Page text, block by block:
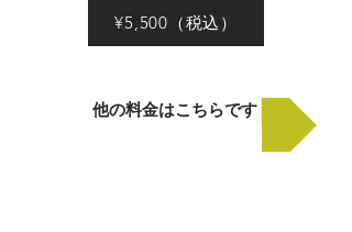
¥5,500（税込）
他の料金はこちらです